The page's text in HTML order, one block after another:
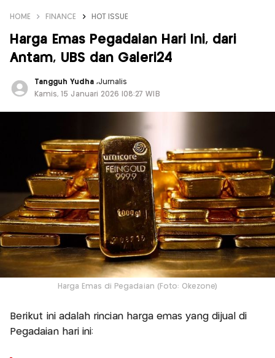
HOME FINANCE HOT ISSUE
Harga Emas Pegadaian Hari Ini, dari
Antam, UBS dan Galeri24
Tangguh Yudha ,Jurnalis
Kamis, 15 Januari 2026 |08:27 WIB
Harga Emas di Pegadaian (Foto: Okezone)
Berikut ini adalah rincian harga emas yang dijual di
Pegadaian hari ini: